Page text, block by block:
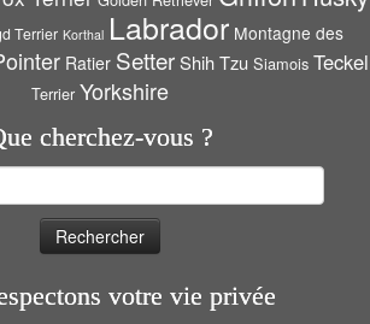
Terrier Korthal Labrador Montagne des
Ratier Setter Shih Tzu Siamois Teckel
Terrier Yorkshire
cherchez-vous ?
votre vie privée